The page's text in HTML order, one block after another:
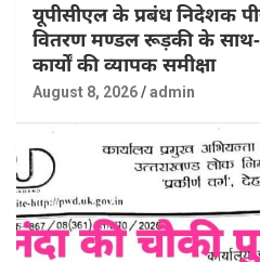
यूपीसीएल के प्रबंध निदेशक
वितरण मण्डल रूड़की के साथ-
कार्यों की व्यापक समीक्षा
August 8, 2026 admin